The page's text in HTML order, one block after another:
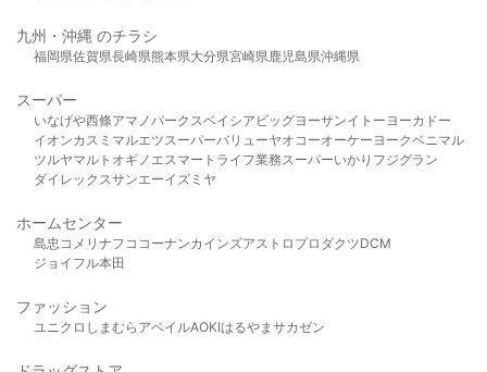
九州・沖縄 のチラシ
福岡県佐賀県長崎県熊本県大分県宮崎県鹿児島県沖縄県
スーパー
いなげや西條アマノパークスベイシア ビッグヨーサンイトーヨーカドー
イオンカスミ マルエツスーパーバリューヤオコーオーケー ヨークベニマル
ツルヤマルト オギノ エスマート ライフ業務スーパーいかり フジグラン
ダイレックスサンエーイズミヤ
ホームセンター
島忠 コメリ ナフコ コーナンカインズアストロプロダクツDCM
ジョイフル本田
ファッション
ユニクロ しまむら アベイルAOKIはるやま サカゼン